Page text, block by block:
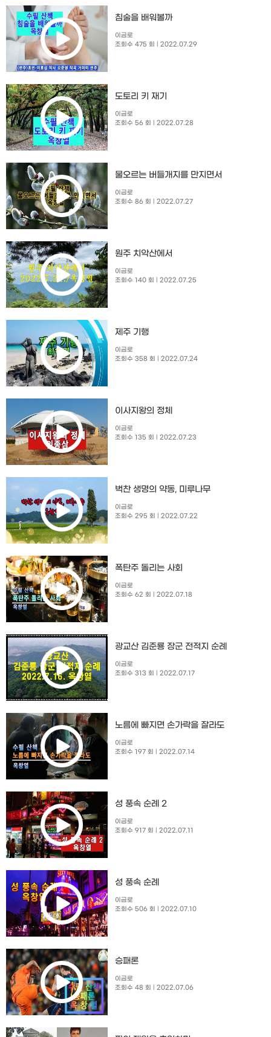
침술을 배워볼까
이금로
조회수 475 회
| 2022.07.29
도토리 키 재기
이금로
조회수 56 회
| 2022.07.28
물오르는 버들개지를 만지면서
이금로
조회수 86 회
| 2022.07.27
원주 치악산에서
이금로
조회수 140 회
| 2022.07.25
제주 기행
이금로
조회수 358 회
| 2022.07.24
이사지왕의 정체
이금로
조회수 135 회
| 2022.07.23
벅찬 생명의 약동, 미루나무
이금로
조회수 295 회
| 2022.07.22
폭탄주 돌리는 사회
이금로
조회수 62 회
| 2022.07.18
광교산 김준룡 장군 전적지 순례
이금로
조회수 313 회
| 2022.07.17
노름에 빠지면 손가락을 잘라도
이금로
조회수 197 회
| 2022.07.14
성 풍속 순례 2
이금로
조회수 917 회
| 2022.07.11
성 풍속 순례
이금로
조회수 506 회
| 2022.07.10
승패론
이금로
조회수 48 회
| 2022.07.06